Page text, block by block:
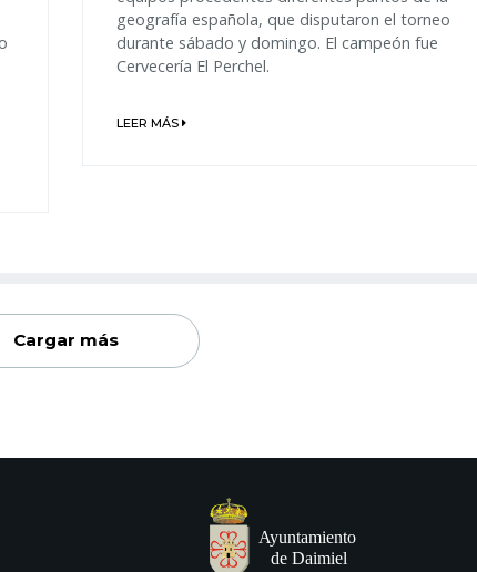
geografía española, que disputaron el torneo
durante sábado y domingo. El campeón fue
Cervecería El Perchel.
LEER MÁS
Cargar más